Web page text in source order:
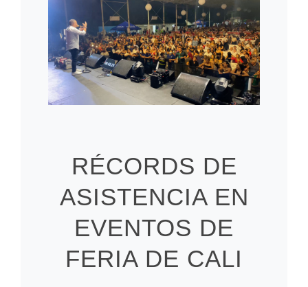
RÉCORDS DE
ASISTENCIA EN
EVENTOS DE
FERIA DE CALI